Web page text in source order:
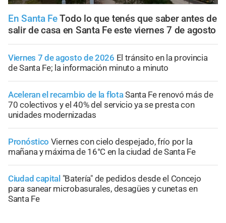
En Santa FeTodo lo que tenés que saber antes de
salir de casa en Santa Fe este viernes 7 de agosto
Viernes 7 de agosto de 2026 El tránsito en la provincia
de Santa Fe; la información minuto a minuto
Aceleran el recambio de la flotaSanta Fe renovó más de
70 colectivos y el 40% del servicio ya se presta con
unidades modernizadas
Pronóstico Viernes con cielo despejado, frío por la
mañana y máxima de 16°C en la ciudad de Santa Fe
Ciudad capital "Batería" de pedidos desde el Concejo
para sanear microbasurales, desagües y cunetas en
Santa Fe